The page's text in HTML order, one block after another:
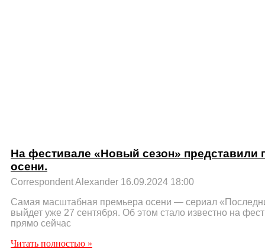
На фестивале «Новый сезон» представили
осени.
Correspondent Alexander 16.09.2024 18:00
Самая масштабная премьера осени — сериал
выйдет уже 27 сентября. Об этом стало известно на
прямо сейчас
Читать полностью »